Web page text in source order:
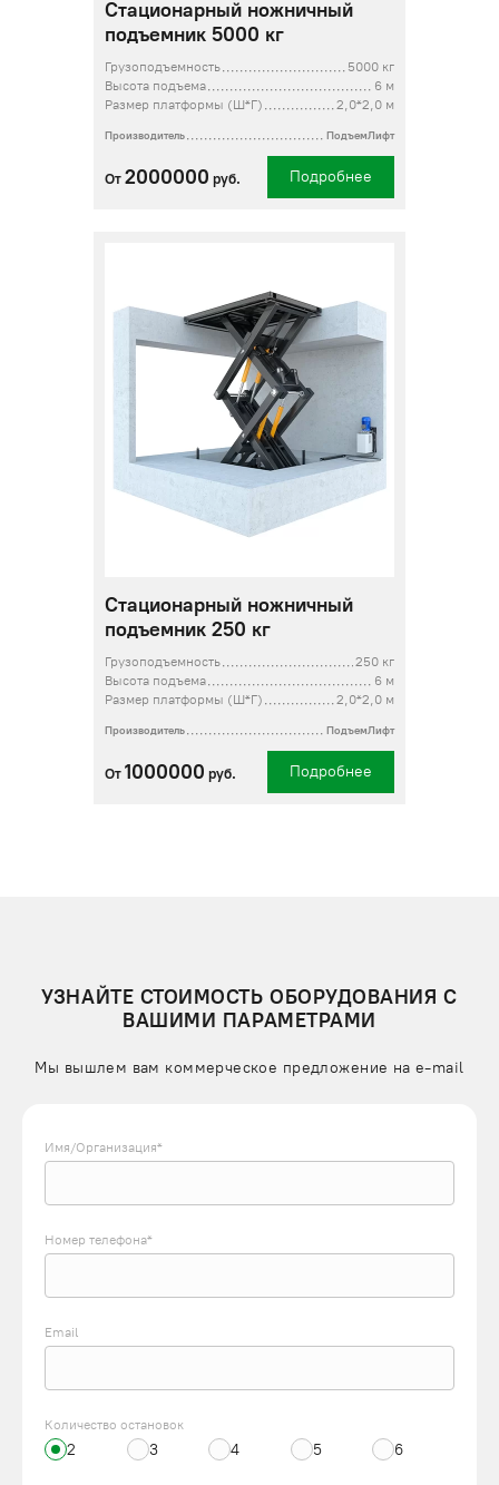
Стационарный ножничный
подъемник 5000 кг
Грузоподъемность
5000 кг
Высота подъема
6 м
Размер платформы (Ш*Г)
2,0*2,0 м
Производитель ПодъемЛифт
От 2000000 руб. Подробнее
Стационарный ножничный
подъемник 250 кг
Грузоподъемность
250 кг
Высота подъема
6 м
Размер платформы (Ш*Г)
2,0*2,0 м
Производитель ПодъемЛифт
От 1000000 руб. Подробнее
УЗНАЙТЕ СТОИМОСТЬ ОБОРУДОВАНИЯ С
ВАШИМИ ПАРАМЕТРАМИ
Мы вышлем вам коммерческое предложение на e-mail
Имя/Организация*
Номер телефона*
Email
Количество остановок
2 3 4 5 6